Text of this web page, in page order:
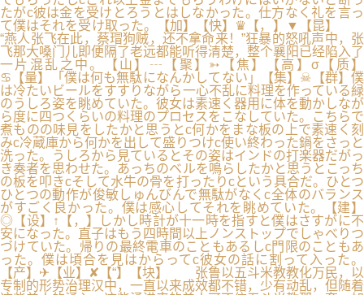
たがc彼は金を受けとろうとはしなかった。仕方なく礼を言っ
て僕はそれを受け取った。【加】【快】♛【，】▼【昆】
“燕人张飞在此，蔡瑁狗贼，还不拿命来！”狂暴的怒吼声中，张
飞那大嗓门儿即便隔了老远都能听得清楚，整个襄阳已经陷入了
一片混乱之中。【山】┄【聚】➳【焦】【高】σ【质】
♋【量】「僕は何も無駄になんかしてない」【集】☠【群】僕
は冷たいビールをすすりながら一心不乱に料理を作っている緑
のうしろ姿を眺めていた。彼女は素速く器用に体を動かしなが
ら度に四つくらいの料理のプロセスをこなしていた。こちらで
煮ものの味見をしたかと思うとc何かをまな板の上で素速く刻
みc冷蔵庫から何かを出して盛りつけc使い終わった鍋をさっと
洗った。うしろから見ているとその姿はインドの打楽器だがっ
き奏者を思わせた。あっちのベルを鳴らしたかと思うとこっち
の板を叩きcそして水牛の骨を打ったりcという具合だ。ひとつ
ひとつの動作が俊敏しゅんびんで無駄がなくc全体のバランス
がすごく良かった。僕は感心してそれを眺めていた。【建】
◎【设】↑【，】しかし時計が十一時を指すと僕はさすがに不
安になった。直子はもう四時間以上ノンストップでしゃべりつ
づけていた。帰りの最終電車のこともあるしc門限のこともあ
った。僕は頃合を見はからってc彼女の話に割って入った。
【产】✈【业】✘【“】【块】 张鲁以五斗米教教化万民，以
专制的形势治理汉中，一直以来成效都不错，少有动乱，但随着